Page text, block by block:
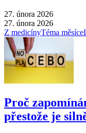
27. února 2026
27. února 2026
Z medicínyTéma měsíce
Proč
přestože je